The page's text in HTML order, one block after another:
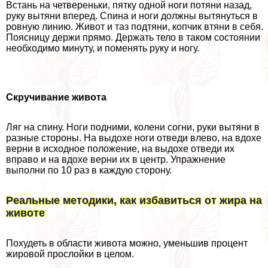
Встань на четвереньки, пятку одной ноги потяни назад,
руку вытяни вперед. Спина и ноги должны вытянуться в
ровную линию. Живот и таз подтяни, копчик втяни в себя.
Поясницу держи прямо. Держать тело в таком состоянии
необходимо минуту, и поменять руку и ногу.
Скручивание живота
Ляг на спину. Ноги подними, колени согни, руки вытяни в
разные стороны. На выдохе ноги отведи влево, на вдохе
верни в исходное положение, на выдохе отведи их
вправо и на вдохе верни их в центр. Упражнение
выполни по 10 раз в каждую сторону.
Реальные методики, как избавиться от жира на
животе
Похудеть в области живота можно, уменьшив процент
жировой прослойки в целом.